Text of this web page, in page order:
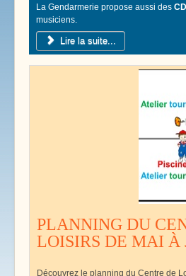
La Gendarmerie propose aussi des
musiciens.
Lire la suite...
PLANNING DU
LOISIRS DE MAI À
Découvrez le planning du Centre de